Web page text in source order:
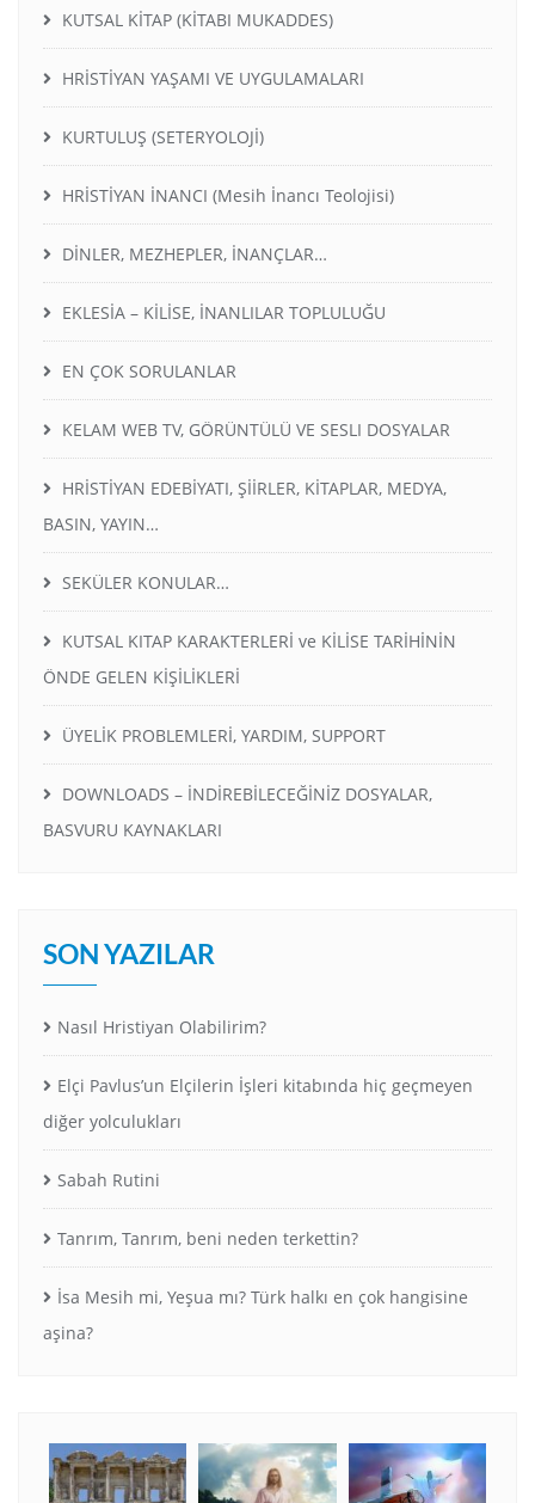
KUTSAL KİTAP (KİTABI MUKADDES)
HRİSTİYAN YAŞAMI VE UYGULAMALARI
KURTULUŞ (SETERYOLOJİ)
HRİSTİYAN İNANCI (Mesih İnancı Teolojisi)
DİNLER, MEZHEPLER, İNANÇLAR…
EKLESİA – KİLİSE, İNANLILAR TOPLULUĞU
EN ÇOK SORULANLAR
KELAM WEB TV, GÖRÜNTÜLÜ VE SESLI DOSYALAR
HRİSTİYAN EDEBİYATI, ŞİİRLER, KİTAPLAR, MEDYA,
BASIN, YAYIN…
SEKÜLER KONULAR…
KUTSAL KITAP KARAKTERLERİ ve KİLİSE TARİHİNİN
ÖNDE GELEN KİŞİLİKLERİ
ÜYELİK PROBLEMLERİ, YARDIM, SUPPORT
DOWNLOADS – İNDİREBİLECEĞİNİZ DOSYALAR,
BASVURU KAYNAKLARI
SON YAZILAR
Nasıl Hristiyan Olabilirim?
Elçi Pavlus’un Elçilerin İşleri kitabında hiç geçmeyen
diğer yolculukları
Sabah Rutini
Tanrım, Tanrım, beni neden terkettin?
İsa Mesih mi, Yeşua mı? Türk halkı en çok hangisine
aşina?